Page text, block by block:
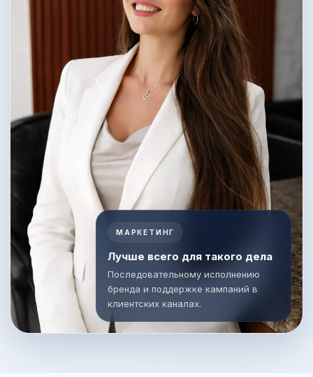
МАРКЕТИНГ
Лучше всего для такого дела
Последовательному исполнению
бренда и поддержке кампаний в
клиентских каналах.